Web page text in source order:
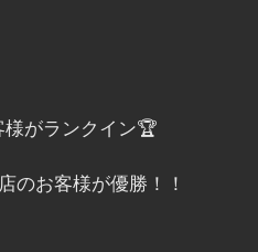
様がランクイン🏆
のお客様が優勝！！